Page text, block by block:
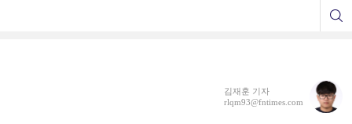
김재훈 기자
rlqm93@fntimes.com